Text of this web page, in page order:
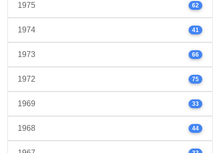
1975 62
1974 41
1973 66
1972 75
1969 33
1968 44